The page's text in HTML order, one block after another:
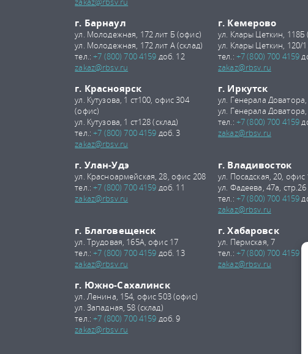
г. Барнаул
ул. Молодежная, 172 лит Б (офис)
ул. Молодежная, 172 лит А (склад)
тел.:+7 (800) 700 4159 доб. 12
zakaz@rbsv.ru
г. Кемерово
ул. Клары Цеткин, 118Б
ул. Клары Цеткин, 120/1
тел.: +7 (800) 700 4159
zakaz@rbsv.ru
г. Красноярск
ул. Кутузова, 1 ст100, офис 304
(офис)
ул. Кутузова, 1 ст128 (склад)
тел.:+7 (800) 700 4159 доб. 3
zakaz@rbsv.ru
г. Иркутск
ул. Генерала
ул. Генерала Доватора,
тел.: +7 (800) 700 4159
zakaz@rbsv.ru
г. Улан-Удэ
ул. Красноармейская, 28, офис 208
тел.:+7 (800) 700 4159 доб. 11
zakaz@rbsv.ru
г. Владивосток
ул. Посадская, 20,
ул. Фадеева, 47а, стр.26
тел.: +7 (800) 700 4159
zakaz@rbsv.ru
г. Благовещенск
ул. Трудовая, 165А, офис 17
тел.:+7 (800) 700 4159 доб. 13
zakaz@rbsv.ru
г. Хабаровск
ул. Пермская, 7
тел.: +7 (800) 700 4159
zakaz@rbsv.ru
г. Южно-Сахалинск
ул. Ленина, 154, офис 503 (офис)
ул. Западная, 58 (склад)
тел.:+7 (800) 700 4159 доб. 9
zakaz@rbsv.ru